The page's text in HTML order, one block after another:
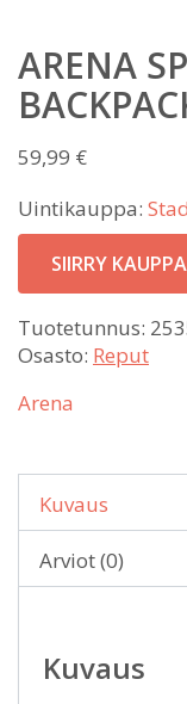
ARENA
59,99 €
Uintikauppa:
SIIRRY
Tuotetunnus:
Osasto: Reput
Arena
Kuvaus
Arviot (0)
Kuvaus